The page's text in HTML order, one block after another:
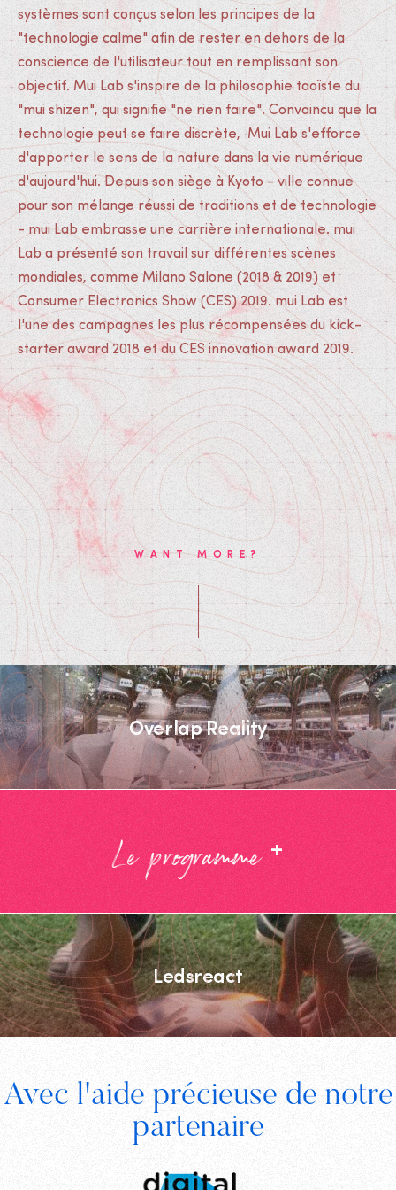
systèmes sont conçus selon les principes de la
"technologie calme" afin de rester en dehors de la
conscience de l'utilisateur tout en remplissant son
objectif. Mui Lab s'inspire de la philosophie taoïste du
"mui shizen", qui signifie "ne rien faire". Convaincu que la
technologie peut se faire discrète, Mui Lab s'efforce
d'apporter le sens de la nature dans la vie numérique
d'aujourd'hui. Depuis son siège à Kyoto - ville connue
pour son mélange réussi de traditions et de technologie
- mui Lab embrasse une carrière internationale. mui
Lab a présenté son travail sur différentes scènes
mondiales, comme Milano Salone (2018 & 2019) et
Consumer Electronics Show (CES) 2019. mui Lab est
l'une des campagnes les plus récompensées du kick-
starter award 2018 et du CES innovation award 2019.
WANT MORE?
Overlap Reality
Le programme +
Ledsreact
Avec l'aide précieuse de notre
partenaireDigital